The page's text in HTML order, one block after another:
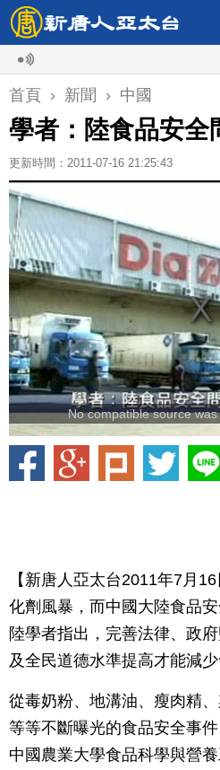
首頁 › 新聞 › 中國
學者：陸食品安全
更新時間：2011-07-16 21:25:43
No compatible source
【新唐人亞太台2011年7月
化劑風暴，而中國大陸食品
陸學者指出，完善法律、政
及全民道德水準提高才能減
從毒奶粉、地溝油、瘦肉精
等等不斷曝光的食品安全事
中國農業大學食品科學與營